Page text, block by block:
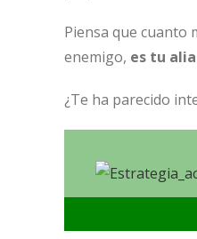
Piensa que cuanto
enemigo, es tu
¿Te ha parecido